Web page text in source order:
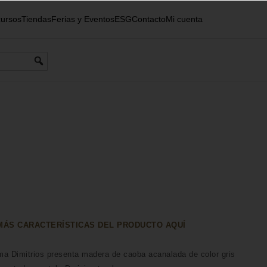
TiendasFerias y EventosESGContactoMi cuenta
CARACTERÍSTICAS DEL PRODUCTO AQUÍ
Dimitrios presenta madera de caoba acanalada de color gris